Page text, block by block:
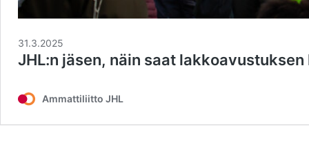
31.3.2025
JHL:n jäsen, näin saat
Ammattiliitto JHL